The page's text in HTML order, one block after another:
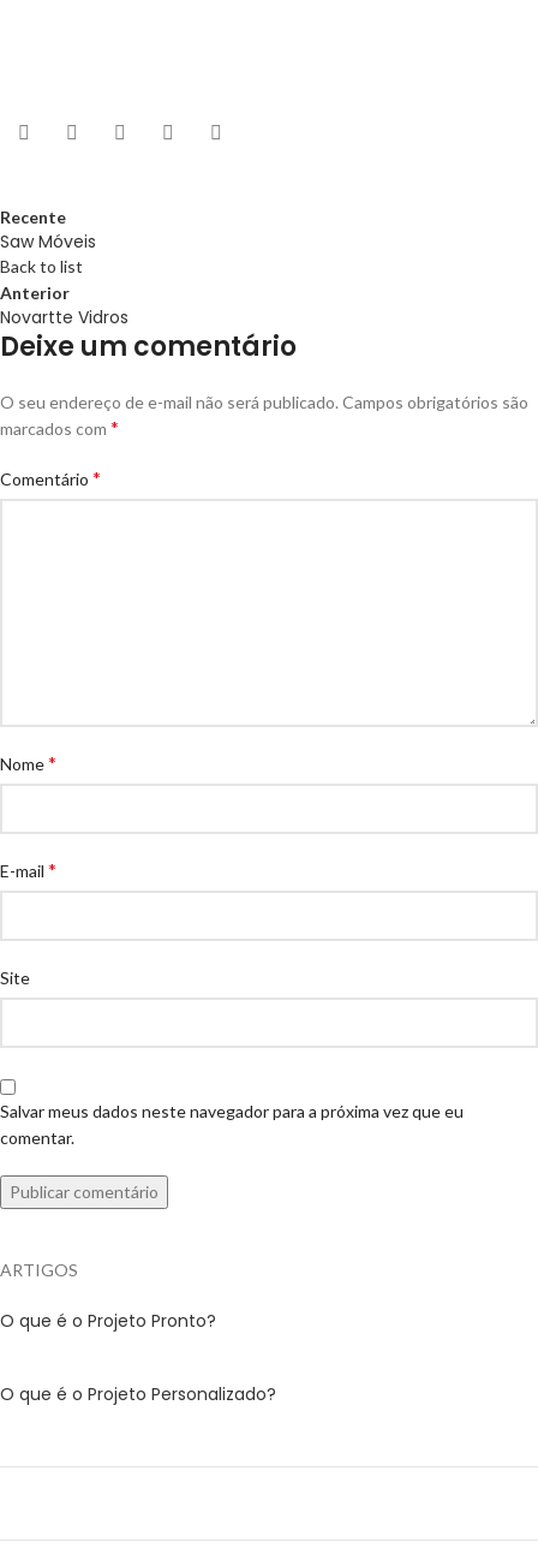
Recente
Saw Móveis
Back to list
Anterior
Novartte Vidros
Deixe um comentário
O seu endereço de e-mail não será publicado. Campos obrigatórios são
marcados com *
Comentário *
Nome*
E-mail *
Site
Salvar meus dados neste navegador para a próxima vez que eu
comentar.
ARTIGOS
O que é o Projeto Pronto?
O que é o Projeto Personalizado?